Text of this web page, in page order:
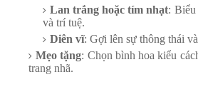
Lan trắng hoặc tím nhạt: Biểu
và trí tuệ.
Diên vĩ: Gợi lên sự thông thái
Mẹo tặng: Chọn bình hoa kiểu
trang nhã.